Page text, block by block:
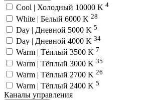
Cool | Холодный 10000 K 4
White | Белый 6000 K 28
Day | Дневной 5000 K 5
Day | Дневной 4000 K 34
Warm | Тёплый 3500 K 7
Warm | Тёплый 3000 K 35
Warm | Тёплый 2700 K 26
Warm | Тёплый 2400 K 5
Каналы управления